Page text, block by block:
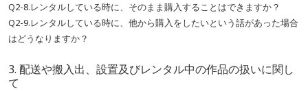
Q2-8.レンタルしている時に、そのまま購入することはできますか？
Q2-9.レンタルしている時に、他から購入をしたいという話があった場合
はどうなりますか？
3. 配送や搬入出、設置及びレンタル中の作品の扱いに関し
て